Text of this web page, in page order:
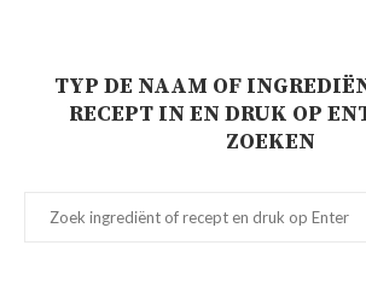
TYP DE NAAM OF
RECEPT IN EN DRUK OP
ZOEKEN